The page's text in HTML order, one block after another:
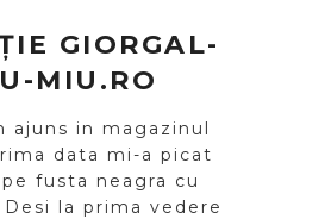
GIORGAL-
MIU.RO
ajuns in magazinul
data mi-a picat
fusta neagra cu
la prima vedere